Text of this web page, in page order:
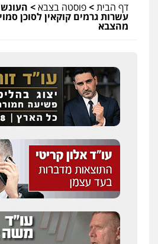
דף הבית>פוסטה בצבא>
עשרות גרמים קוקאין לסוכן
מהצבא